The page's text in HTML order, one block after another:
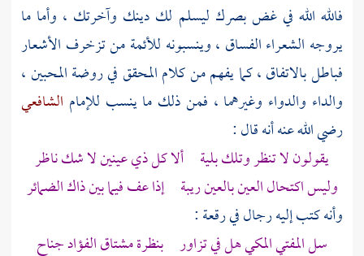
فالله الله في غض بصرك ليسلم لك دينك وآخرتك ، وأما ما
يروجه الشعراء الفساق ، وينسبونه للأئمة من تزخرف الأشعار
فباطل بالاتفاق ، كما يفهم من كلام المحقق في روضة المحبين ،
والداء والدواء وغيرهما ، فمن ذلك ما ينسب للإمام الشافعي
رضي الله عنه أنه قال :
يقولون لا تنظر وتلك بلية ألا كل ذي عينين لا شك ناظر
وليس اكتحال العين بالعين ريبة إذا عف فيما بين ذاك الضمائر
وأنه كتب إليه رجال في رقعة :
سل المفتي المكي هل في تزاور بنظرة مشتاق الفؤاد جناح